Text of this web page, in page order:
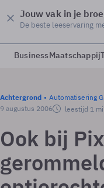
Jouw vak in je
De beste leeservaring
BusinessMaatschappij
Achtergrond Automatisering
9 augustus 2006
leestijd 1
Ook bij